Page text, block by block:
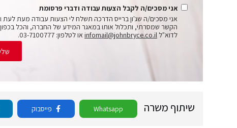
אני מסכים/ה לקבל הצעות עבודה ודברי פרסומת
אני מסכים/ה שג'ון ברייס הדרכה תשלח לי הצעות עבודה מעת לעת
הקשר שמסרתי, ותכלול אותו במאגר המידע של החברה, והכל
לדוא"ל infomail@johnbryce.co.il או לטלפון: 03-7100777.
שיתוף משרה Whatsapp פייסבוק